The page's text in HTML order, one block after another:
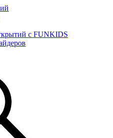
с FUNKIDS